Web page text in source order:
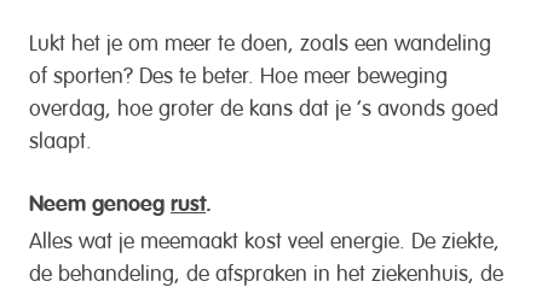
Lukt het je om meer te doen, zoals een wandeling
of sporten? Des te beter. Hoe meer beweging
overdag, hoe groter de kans dat je ‘s avonds goed
slaapt.
Neem genoeg rust.
Alles wat je meemaakt kost veel energie. De ziekte,
de behandeling, de afspraken in het ziekenhuis, de